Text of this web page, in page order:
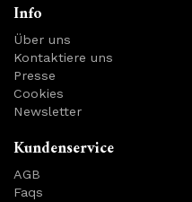
Info
Über uns
Kontaktiere uns
Presse
Cookies
Newsletter
Kundenservice
AGB
Faqs